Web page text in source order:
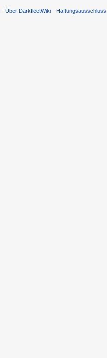
Über DarkfleetWiki Haftungsausschluss